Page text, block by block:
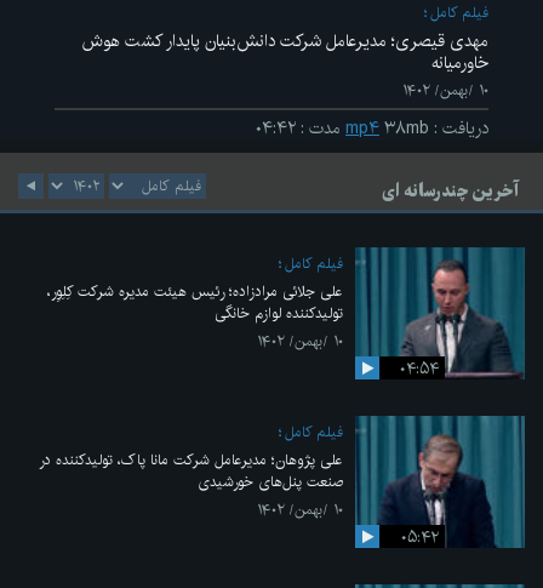
فیلم کامل
مهدی قیصری؛ مدیرعامل شرکت دانش‌بنیان پایدار کشت هوش
خاورمیانه
۱۰ /بهمن/ ۱۴۰۲
دریافت : mp۴۳۸mb مدت : ۰۴:۴۲
آخرین چندرسانه ای
۰۴:۵۴
فیلم کامل
علی جلائی مرادزاده؛ رئیس هیئت مدیره شرکت کِلِوِر،
تولیدکننده لوازم خانگی
۱۰ /بهمن/ ۱۴۰۲
۰۵:۴۲
فیلم کامل
علی پژوهان؛ مدیرعامل شرکت مانا پاک، تولیدکننده در
صنعت پنل‌های خورشیدی
۱۰ /بهمن/ ۱۴۰۲